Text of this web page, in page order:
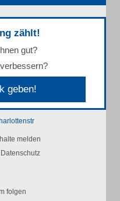
zählt!
gut?
geben!
melden
Datenschutz
folgen